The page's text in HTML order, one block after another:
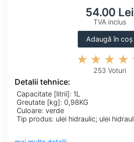
54.00 Lei
TVA inclus
Adaugă în coș
253 Voturi
Detalii tehnice:
Capacitate [litrii]: 1L
Greutate [kg]: 0,98KG
Culoare: verde